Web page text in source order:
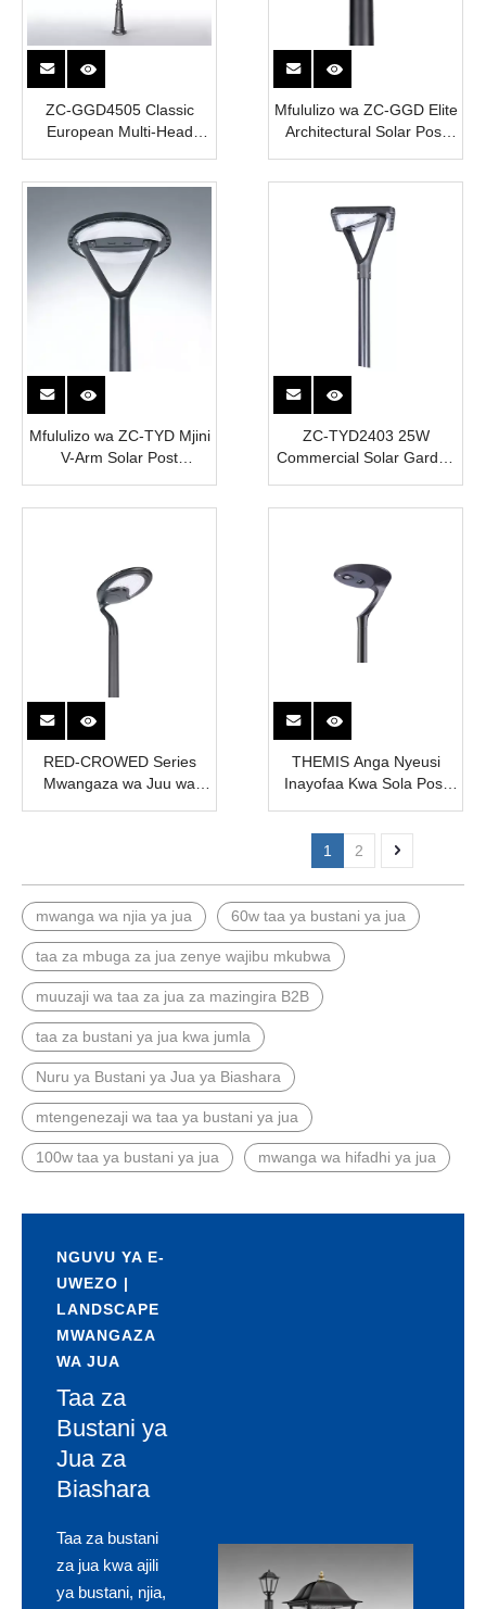
ZC-GGD4505 Classic
European Multi-Head
Mfululizo wa ZC-GGD Elite
Architectural Solar Post
Mfululizo wa ZC-TYD Mjini
V-Arm Solar Post
ZC-TYD2403 25W
Commercial Solar Garden
RED-CROWED Series
Mwangaza wa Juu wa
THEMIS Anga Nyeusi
Inayofaa Kwa Sola Post
zenye Ufanisi wa 2800lm
1 2
mwanga wa njia ya jua 60w taa ya bustani ya jua
taa za mbuga za jua zenye wajibu mkubwa
muuzaji wa taa za jua za mazingira B2B
taa za bustani ya jua kwa jumla
Nuru ya Bustani ya Jua ya Biashara
mtengenezaji wa taa ya bustani ya jua
100w taa ya bustani ya jua mwanga wa hifadhi ya jua
NGUVU YA E-
UWEZO |
LANDSCAPE
MWANGAZA
WA JUA
Taa za
Bustani ya
Jua za
Biashara
Taa za bustani
za jua kwa ajili
ya bustani, njia,